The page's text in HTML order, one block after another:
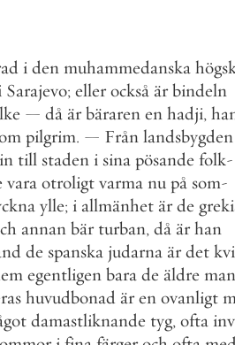
i den muhammedanska
Sarajevo; eller också är bindeln
— då är bäraren en hadji,
pilgrim. — Från landsbygden
in till staden i sina pösande folk-
vara otroligt varma nu på som-
ylle; i allmänhet är de
annan bär turban, då är han
de spanska judarna är det
egentligen bara de äldre man
huvudbonad är en ovanligt
damastliknande tyg, ofta